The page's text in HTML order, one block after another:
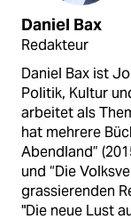
Daniel Bax
Redakteur
Daniel Bax ist
Politik, Kultur
arbeitet als
hat mehrere
Abendland”
und “Die
grassierenden
"Die neue Lust